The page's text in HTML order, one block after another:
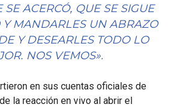
ACERCÓ, QUE SE SIGUE
MANDARLES UN ABRAZO
Y DESEARLES TODO LO
NOS VEMOS».
en sus cuentas oficiales de
la reacción en vivo al abrir el